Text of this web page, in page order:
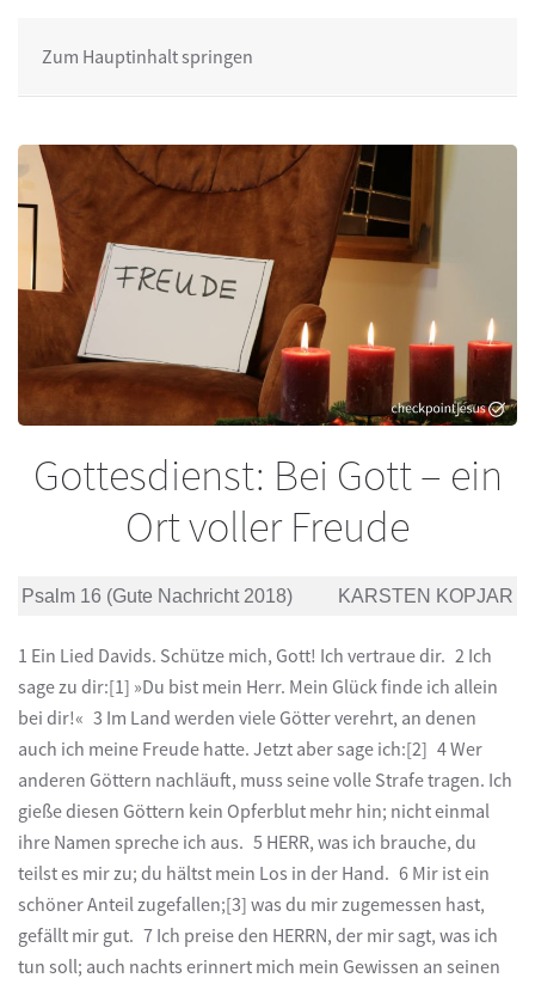
Zum Hauptinhalt springen
Gottesdienst: Bei Gott – ein
Ort voller Freude
Psalm 16 (Gute Nachricht 2018) KARSTEN KOPJAR
1 Ein Lied Davids. Schütze mich, Gott! Ich vertraue dir. 2 Ich
sage zu dir:[1] »Du bist mein Herr. Mein Glück finde ich allein
bei dir!« 3 Im Land werden viele Götter verehrt, an denen
auch ich meine Freude hatte. Jetzt aber sage ich:[2] 4 Wer
anderen Göttern nachläuft, muss seine volle Strafe tragen. Ich
gieße diesen Göttern kein Opferblut mehr hin; nicht einmal
ihre Namen spreche ich aus. 5 HERR, was ich brauche, du
teilst es mir zu; du hältst mein Los in der Hand. 6 Mir ist ein
schöner Anteil zugefallen;[3] was du mir zugemessen hast,
gefällt mir gut. 7 Ich preise den HERRN, der mir sagt, was ich
tun soll; auch nachts erinnert mich mein Gewissen an seinen